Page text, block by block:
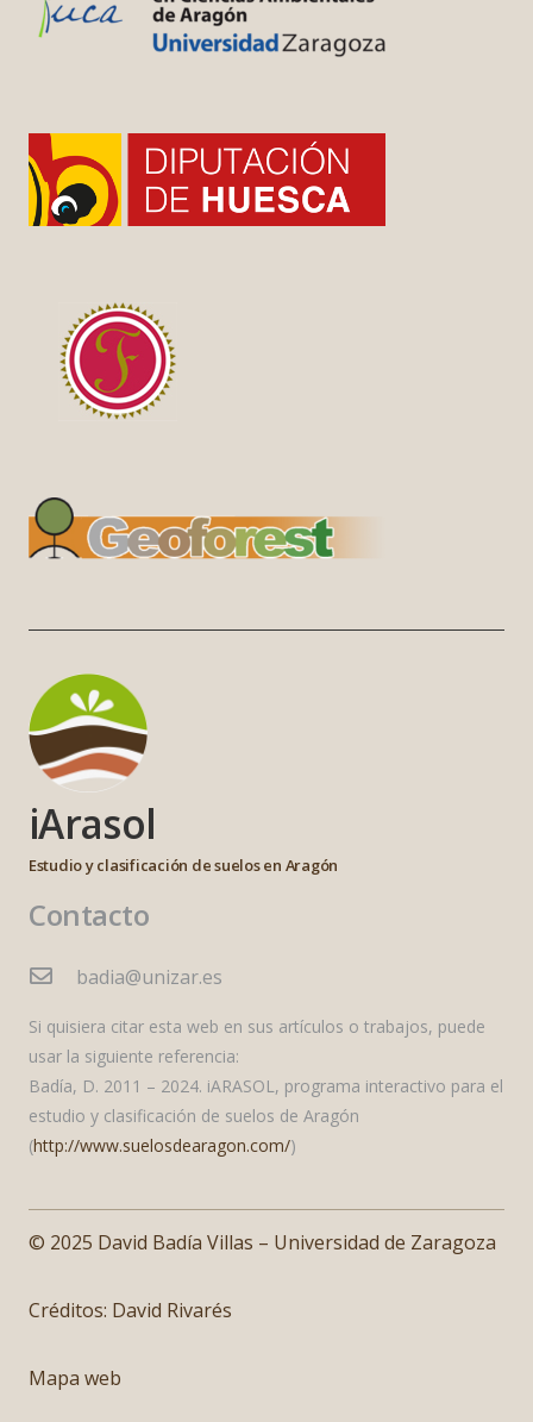
iArasol
Estudio y clasificación de suelos en Aragón
Contacto
badia@unizar.es
Si quisiera citar esta web en sus artículos o trabajos, puede
usar la siguiente referencia:
Badía, D. 2011 – 2024. iARASOL, programa interactivo para el
estudio y clasificación de suelos de Aragón
(http://www.suelosdearagon.com/)
© 2025 David Badía Villas – Universidad de Zaragoza
Créditos: David Rivarés
Mapa web